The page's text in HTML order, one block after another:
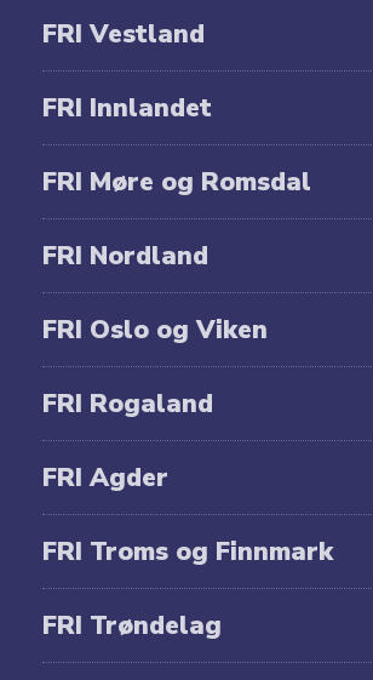
FRI Vestland
FRI Innlandet
FRI Møre og Romsdal
FRI Nordland
FRI Oslo og Viken
FRI Rogaland
FRI Agder
FRI Troms og Finnmark
FRI Trøndelag